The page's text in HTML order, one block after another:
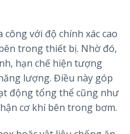
với độ chính xác cao
trong thiết bị. Nhờ đó,
hạn chế hiện tượng
lượng. Điều này góp
động tổng thể cũng như
cơ khí bên trong bơm.